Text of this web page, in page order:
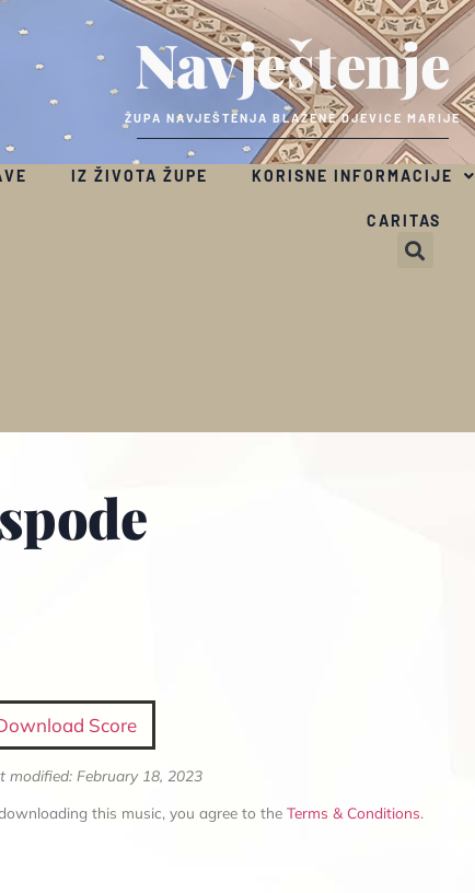
Navještenje
ŽUPA NAVJEŠTENJA BLAŽENE DJEVICE MARIJE
IZ ŽIVOTA ŽUPE KORISNE INFORMACIJE
CARITAS
Score
modified: February 18, 2023
this music, you agree to theTerms & Conditions.